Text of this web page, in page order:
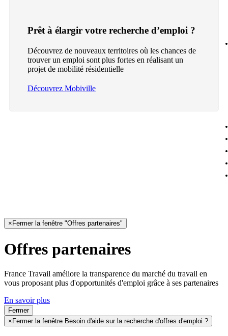
Prêt à élargir votre recherche d’emploi ?
Découvrez de nouveaux territoires où les chances de
trouver un emploi sont plus fortes en réalisant un
projet de mobilité résidentielle
Découvrez Mobiville
× Fermer la fenêtre "Offres partenaires"
Offres partenaires
France Travail améliore la transparence du marché du travail en
vous proposant plus d'opportunités d'emploi grâce à ses partenaires
En savoir plus
Fermer
× Fermer la fenêtre Besoin d'aide sur la recherche d'offres d'emploi ?